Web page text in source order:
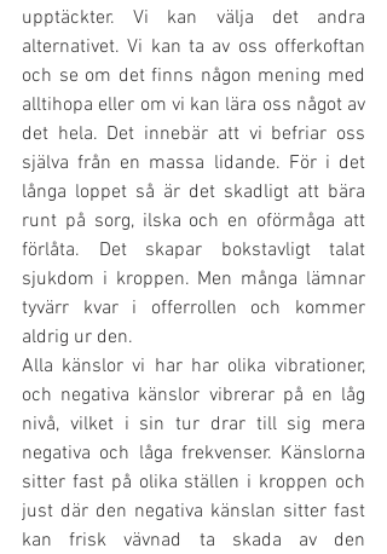
upptäckter. Vi kan välja det andra
alternativet. Vi kan ta av oss offerkoftan
och se om det finns någon mening med
alltihopa eller om vi kan lära oss något av
det hela. Det innebär att vi befriar oss
själva från en massa lidande. För i det
långa loppet så är det skadligt att bära
runt på sorg, ilska och en oförmåga att
förlåta. Det skapar bokstavligt talat
sjukdom i kroppen. Men många lämnar
tyvärr kvar i offerrollen och kommer
aldrig ur den.
Alla känslor vi har har olika vibrationer,
och negativa känslor vibrerar på en låg
nivå, vilket i sin tur drar till sig mera
negativa och låga frekvenser. Känslorna
sitter fast på olika ställen i kroppen och
just där den negativa känslan sitter fast
kan frisk vävnad ta skada av den